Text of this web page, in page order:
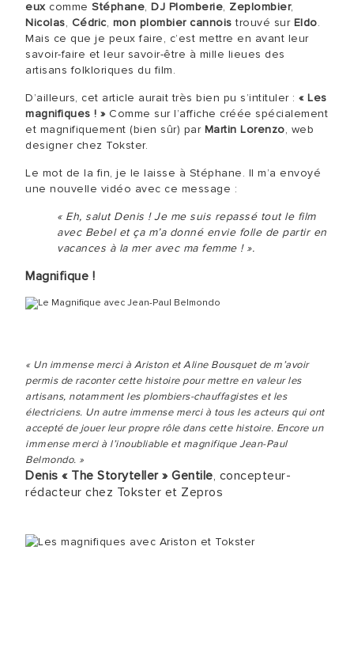
euxcomme Stéphane, DJ Plomberie, Zeplombier,
Nicolas, Cédric, mon plombier cannois trouvé sur Eldo.
Mais ce que je peux faire, c’est mettre en avant leur
savoir-faire et leur savoir-être à mille lieues des
artisans folkloriques du film.
D’ailleurs, cet article aurait très bien pu s’intituler : « Les
magnifiques ! »Comme sur l’affiche créée spécialement
et magnifiquement (bien sûr) par Martin Lorenzo, web
designer chez Tokster.
Le mot de la fin, je le laisse à Stéphane. Il m’a envoyé
une nouvelle vidéo avec ce message :
« Eh, salut Denis ! Je me suis repassé tout le film
avec Bebel et ça m’a donné envie folle de partir en
vacances à la mer avec ma femme ! ».
Magnifique !
« Un immense merci à Ariston et Aline Bousquet de m’avoir
permis de raconter cette histoire pour mettre en valeur les
artisans, notamment les plombiers-chauffagistes et les
électriciens. Un autre immense merci à tous les acteurs qui ont
accepté de jouer leur propre rôle dans cette histoire. Encore un
immense merci à l’inoubliable et magnifique Jean-Paul
Belmondo. »
Denis « The Storyteller » Gentile, concepteur-
rédacteur chez Tokster et Zepros